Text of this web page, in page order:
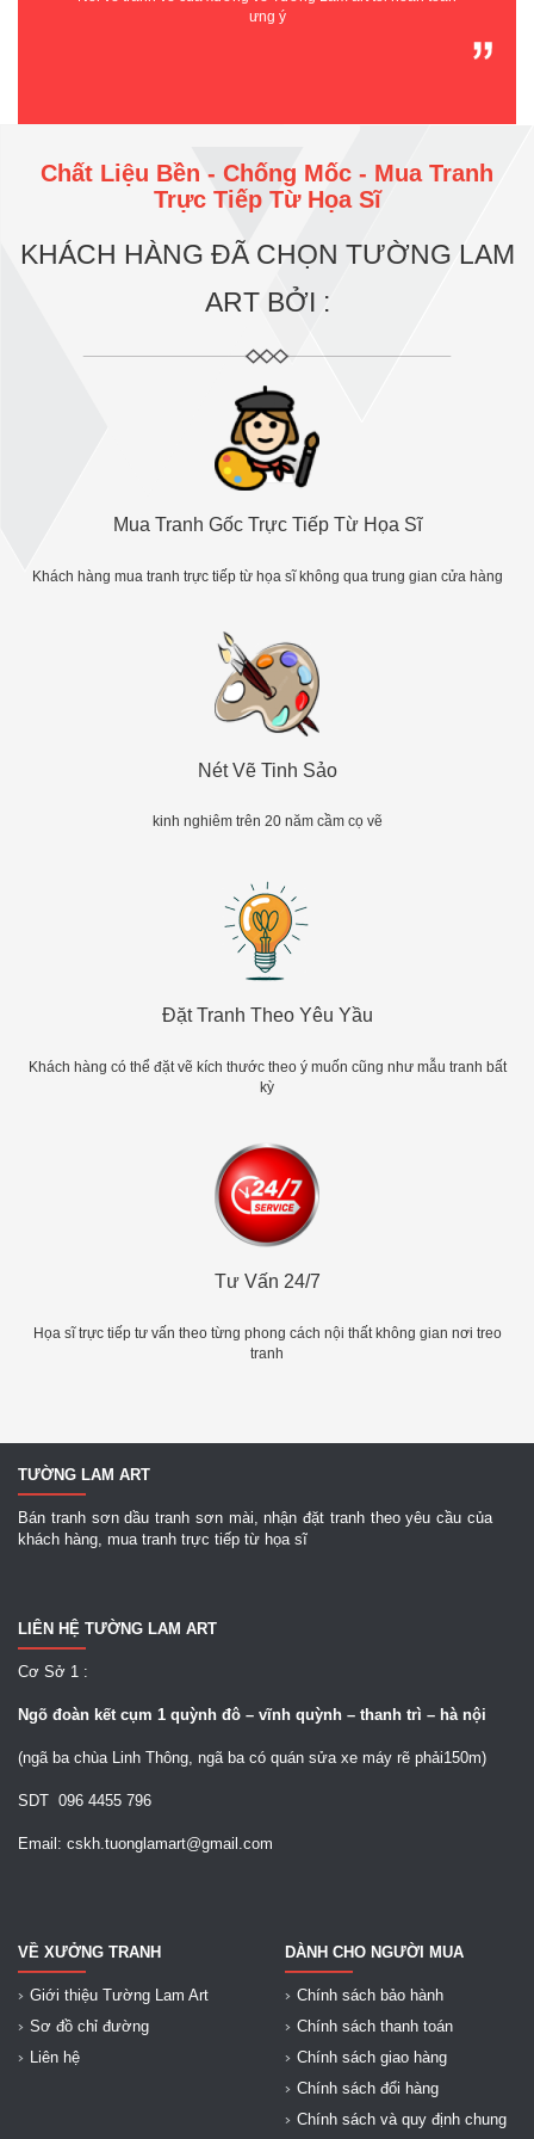
ưng ý
Chất Liệu Bền - Chống Mốc - Mua Tranh
Trực Tiếp Từ Họa Sĩ
KHÁCH HÀNG ĐÃ CHỌN TƯỜNG LAM
ART BỞI :
Mua Tranh Gốc Trực Tiếp Từ Họa Sĩ
Khách hàng mua tranh trực tiếp từ họa sĩ không qua trung gian cửa hàng
Nét Vẽ Tinh Sảo
kinh nghiêm trên 20 năm cầm cọ vẽ
Đặt Tranh Theo Yêu Yầu
Khách hàng có thể đặt vẽ kích thước theo ý muốn cũng như mẫu tranh bất
kỳ
Tư Vấn 24/7
Họa sĩ trực tiếp tư vấn theo từng phong cách nội thất không gian nơi treo
tranh
TƯỜNG LAM ART
Bán tranh sơn dầu tranh sơn mài, nhận đặt tranh theo yêu cầu của
khách hàng, mua tranh trực tiếp từ họa sĩ
LIÊN HỆ TƯỜNG LAM ART
Cơ Sở 1 :
Ngõ đoàn kết cụm 1 quỳnh đô – vĩnh quỳnh – thanh trì – hà nội
(ngã ba chùa Linh Thông, ngã ba có quán sửa xe máy rẽ phải150m)
SDT 096 4455 796
Email: cskh.tuonglamart@gmail.com
VỀ XƯỞNG TRANH
Giới thiệu Tường Lam Art
Sơ đồ chỉ đường
Liên hệ
DÀNH CHO NGƯỜI MUA
Chính sách bảo hành
Chính sách thanh toán
Chính sách giao hàng
Chính sách đổi hàng
Chính sách và quy định chung